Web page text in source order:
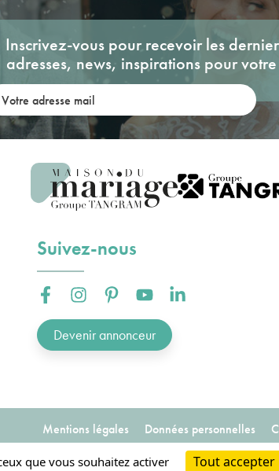
Inscrivez-vous pour recevoir les
adresses, news, inspirations pour
adresse mail:
Suivez-nous
Facebook :Instagram :Pinterest :Youtube :Linkedin :
Devenir annonceur
Mentions légales Données personnelles
Conception et hébergement AXN2023-
que vous souhaitez activer Tout accepter